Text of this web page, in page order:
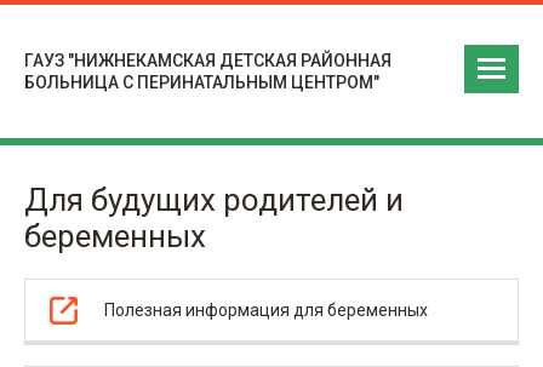
ГАУЗ "НИЖНЕКАМСКАЯ ДЕТСКАЯ РАЙОННАЯ
БОЛЬНИЦА С ПЕРИНАТАЛЬНЫМ ЦЕНТРОМ"
Для будущих родителей и
беременных
Полезная информация для беременных